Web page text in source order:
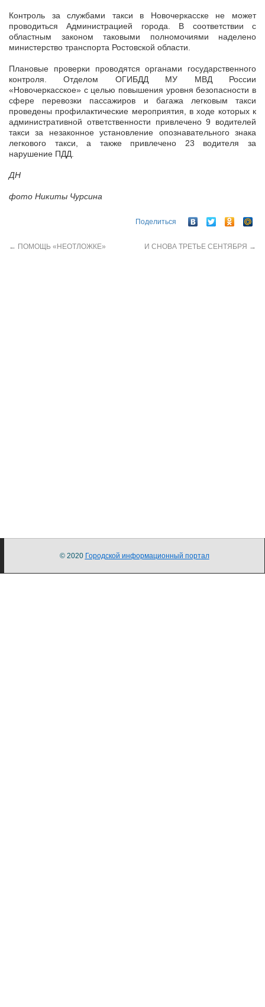
Контроль за службами такси в Новочеркасске не может
проводиться Администрацией города. В соответствии с
областным законом таковыми полномочиями наделено
министерство транспорта Ростовской области.
Плановые проверки проводятся органами государственного
контроля. Отделом ОГИБДД МУ МВД России
«Новочеркасское» с целью повышения уровня безопасности в
сфере перевозки пассажиров и багажа легковым такси
проведены профилактические мероприятия, в ходе которых к
административной ответственности привлечено 9 водителей
такси за незаконное установление опознавательного знака
легкового такси, а также привлечено 23 водителя за
нарушение ПДД.
ДН
фото Никиты Чурсина
Поделиться
← ПОМОЩЬ «НЕОТЛОЖКЕ» И СНОВА ТРЕТЬЕ СЕНТЯБРЯ →
© 2020 Городской информационный портал